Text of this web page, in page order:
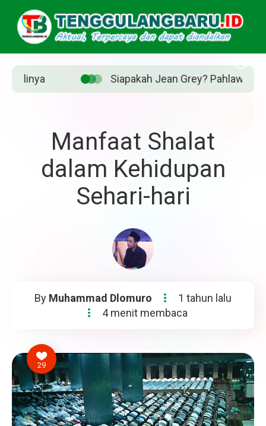
Siapakah Jean Grey? Pahlawan Marvel yang
Manfaat Shalat
dalam Kehidupan
Sehari-hari
By Muhammad Dlomuro
1 tahun lalu
4 menit membaca
29